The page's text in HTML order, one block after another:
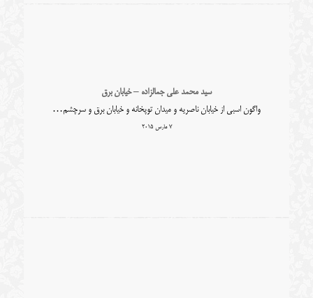
سید محمد علی جمالزاده – خیابان برق
واگون اسبی از خیابان ناصریه و میدان توپخانه و خیابان برق و سرچشم…
7 مارس 2015